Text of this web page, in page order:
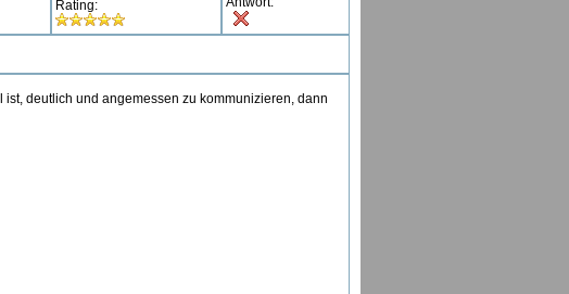
Rating:
deutlich und angemessen zu kommunizieren, dann